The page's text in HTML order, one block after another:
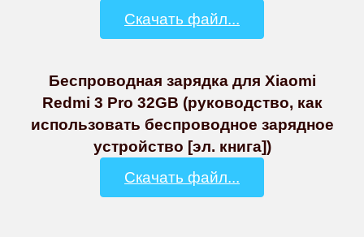
Скачать файл...
Беспроводная зарядка для Xiaomi
Redmi 3 Pro 32GB (руководство, как
использовать беспроводное зарядное
устройство [эл. книга])
Скачать файл...